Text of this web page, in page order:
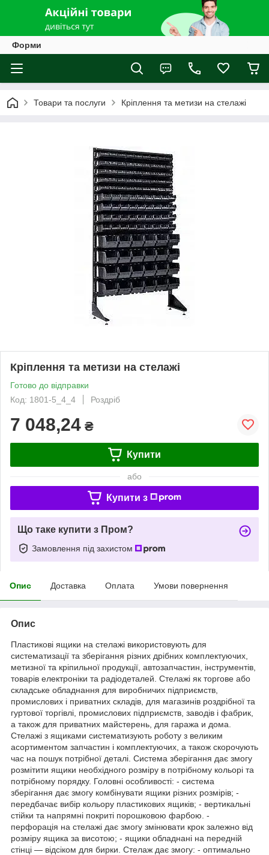
Форми
Товари та послуги Кріплення та метизи на стелажі
Кріплення та метизи на стелажі
Готово до відправки
Код: 1801-5_4_4
Роздріб
7 048,24 ₴
Купити
або
Купити з
Що таке купити з Пром?
Замовлення під захистом
Опис Доставка Оплата Умови повернення
Опис
Пластикові ящики на стелажі використовують для
систематизації та зберігання різних дрібних комплектуючих,
метизної та кріпильної продукції, автозапчастин, інструментів,
товарів електроніки та радіодеталей. Стелажі як торгове або
складське обладнання для виробничих підприємств,
промислових і приватних складів, для магазинів роздрібної та
гуртової торгівлі, промислових підприємств, заводів і фабрик,
а також для приватних майстерень, для гаража и дома.
Стелажі з ящиками систематизують роботу з великим
асортиментом запчастин і комплектуючих, а також скорочують
час на пошук потрібної деталі. Система зберігання дає змогу
розмітити ящики необхідного розміру в потрібному кольорі та
потрібному порядку. Головні особливості: - система
зберігання дає змогу комбінувати ящики різних розмірів; -
передбачає вибір кольору пластикових ящиків; - вертикальні
стійки та напрямні покриті порошковою фарбою. -
перфорація на стелажі дає змогу змінювати крок залежно від
розміру ящика за висотою; - ящики обладнані на передній
стінці — відсіком для бирки. Стелаж дає змогу: - оптимально